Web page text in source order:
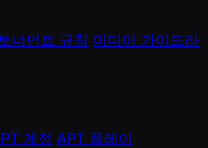
너먼트 규칙 미디어 가이드라
계정 APT 플레이